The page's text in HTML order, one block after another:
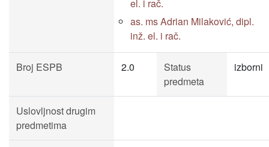
el. i rač.
as. ms Adrian Milaković, dipl.
inž. el. i rač.
Broj ESPB 2.0
Status
predmeta
izborni
Uslovljnost drugim
predmetima